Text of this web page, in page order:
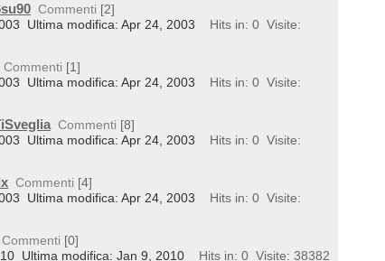
Commenti [2]
Ultima modifica: Apr 24, 2003 Hits in: 0 Visite:
Commenti [1]
Ultima modifica: Apr 24, 2003 Hits in: 0 Visite:
Commenti [8]
Ultima modifica: Apr 24, 2003 Hits in: 0 Visite:
Commenti [4]
Ultima modifica: Apr 24, 2003 Hits in: 0 Visite:
Commenti [0]
Ultima modifica: Jan 9, 2010 Hits in: 0 Visite: 38382